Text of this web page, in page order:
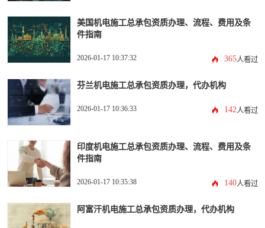
美国机电施工总承包资质办理、流程、费用及条
件指南
2026-01-17 10:37:32 365人看过
芬兰机电施工总承包资质办理，代办机构
2026-01-17 10:36:33 142人看过
印度机电施工总承包资质办理、流程、费用及条
件指南
2026-01-17 10:35:38 140人看过
阿富汗机电施工总承包资质办理，代办机构